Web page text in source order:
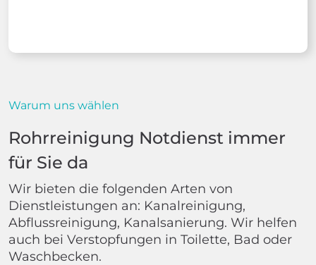
Warum uns wählen
Rohrreinigung Notdienst immer
für Sie da
Wir bieten die folgenden Arten von
Dienstleistungen an: Kanalreinigung,
Abflussreinigung, Kanalsanierung. Wir helfen
auch bei Verstopfungen in Toilette, Bad oder
Waschbecken.